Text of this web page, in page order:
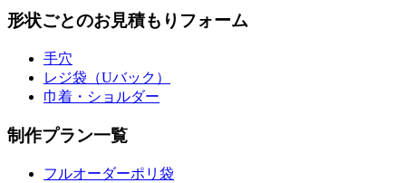
形状ごとのお見積もりフォーム
手穴
レジ袋（Uバック）
巾着・ショルダー
制作プラン一覧
フルオーダーポリ袋